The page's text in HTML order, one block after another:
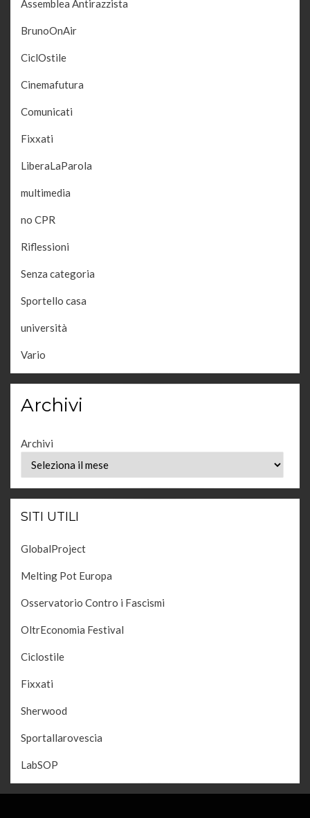
Assemblea Antirazzista
BrunoOnAir
CiclOstile
Cinemafutura
Comunicati
Fixxati
LiberaLaParola
multimedia
no CPR
Riflessioni
Senza categoria
Sportello casa
università
Vario
Archivi
Archivi
SITI UTILI
GlobalProject
Melting Pot Europa
Osservatorio Contro i Fascismi
OltrEconomia Festival
Ciclostile
Fixxati
Sherwood
Sportallarovescia
LabSOP